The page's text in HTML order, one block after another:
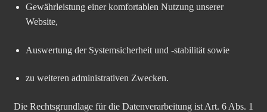
Gewährleistung einer komfortablen Nutzung unserer
Website,
Auswertung der Systemsicherheit und -stabilität sowie
zu weiteren administrativen Zwecken.
Die Rechtsgrundlage für die Datenverarbeitung ist Art. 6 Abs. 1